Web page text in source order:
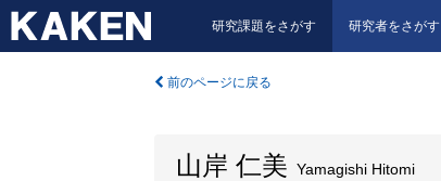
研究課題をさがす 研究者をさがす
前のページに戻る
山岸 仁美 Yamagishi Hitomi